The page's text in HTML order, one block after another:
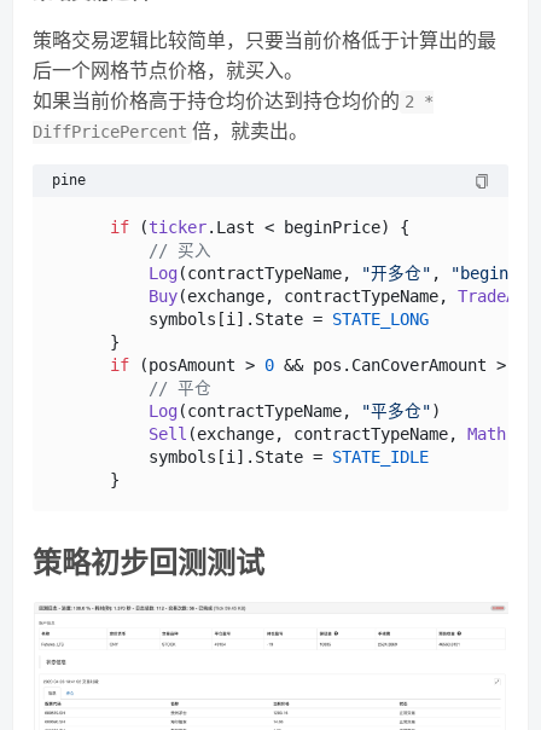
策略交易逻辑比较简单，只要当前价格低于计算出的最
后一个网格节点价格，就买入。
如果当前价格高于持仓均价达到持仓均价的 2 *
DiffPricePercent 倍，就卖出。
pine
if (ticker. Last < beginPrice) {
// 买入
Log(contractTypeName, "开多仓" ,
Buy(exchange, contractTypeName,
          symbols[i].
State = STATE_LONG
      }
if (posAmount > 0 && pos. CanCoverAmount >
// 平仓
Log(contractTypeName, "平多仓")
Sell (exchange, contractTypeName, Math
          symbols[i].
State = STATE_IDLE
策略初步回测测试